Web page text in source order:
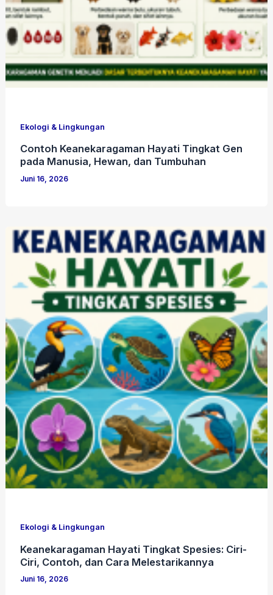
Ekologi & Lingkungan
Contoh Keanekaragaman Hayati Tingkat Gen
pada Manusia, Hewan, dan Tumbuhan
Juni 16, 2026
Ekologi & Lingkungan
Keanekaragaman Hayati Tingkat Spesies: Ciri-
Ciri, Contoh, dan Cara Melestarikannya
Juni 16, 2026